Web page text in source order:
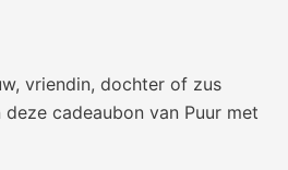
vriendin, dochter of zus
deze cadeaubon van Puur met